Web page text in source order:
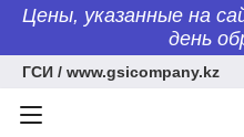
Цены, указанные на
день
ГСИ / www.gsicompany.kz